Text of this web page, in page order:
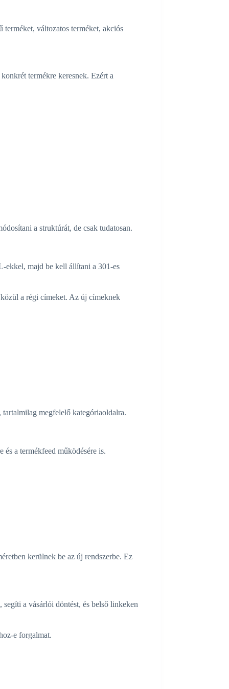
változatos terméket, akciós
termékre keresnek. Ezért a
a struktúrát, de csak tudatosan.
ekkel, majd be kell állítani a 301-es
a régi címeket. Az új címeknek
megfelelő kategóriaoldalra.
és a termékfeed működésére is.
kerülnek be az új rendszerbe. Ez
a vásárlói döntést, és belső linkeken
e forgalmat.